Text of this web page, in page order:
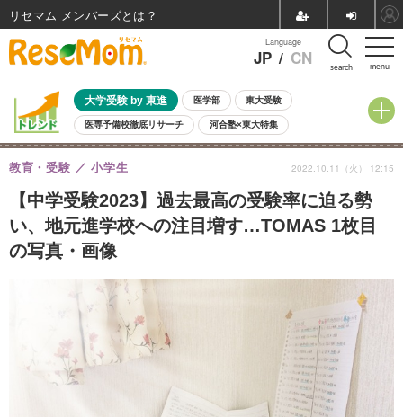
menu
Language
JP / CN search
大学受験 by 東進 医学部 東大受験
医専予備校徹底リサーチ 河合塾×東大特集
親子で考える大学選び 高校受験 中学受験 小学校受験
共通テスト 夏休み
8月開催イベント・WS 全国公立高校 過去問 人気記事
自由研究教材（小学生向け） 自由研究教材（中学生向け） ランキング
【中学受験2023】過去最高の受験率に迫る勢
い、地元進学校への注目増す…TOMAS 1枚目
の写真・画像
教育・受験 小学生 2022.10.11（火） 12:15
リセマム メンバーズ